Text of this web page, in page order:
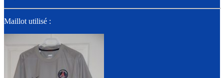
Maillot utilisé :